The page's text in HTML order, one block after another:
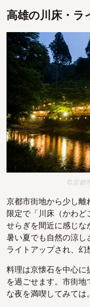
高雄の川床・
©京都
京都市街地から少し
限定で「川床（かわ
せらぎを間近に感じ
暑い夏でも自然の涼
ライトアップされ、幻
料理は京懐石を中心
を過ごせます。市街
な夜を満喫してみては。